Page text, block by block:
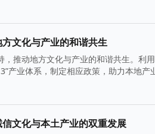
文化与产业的和谐共生
，推动地方文化与产业的和谐共生。利
产业体系，制定相应政策，助力本地
文化与本土产业的双重发展